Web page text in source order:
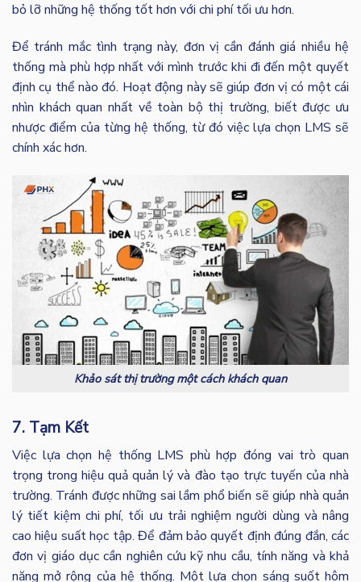
bỏ lỡ những hệ thống tốt hơn với chi phí tối ưu hơn.
Để tránh mắc tình trạng này, đơn vị cần đánh giá nhiều hệ
thống mà phù hợp nhất với mình trước khi đi đến một quyết
định cụ thể nào đó. Hoạt động này sẽ giúp đơn vị có một cái
nhìn khách quan nhất về toàn bộ thị trường, biết được ưu
nhược điểm của từng hệ thống, từ đó việc lựa chọn LMS sẽ
chính xác hơn.
Khảo sát thị trường một cách khách quan
7. Tạm Kết
Việc lựa chọn hệ thống LMS phù hợp đóng vai trò quan
trọng trong hiệu quả quản lý và đào tạo trực tuyến của nhà
trường. Tránh được những sai lầm phổ biến sẽ giúp nhà quản
lý tiết kiệm chi phí, tối ưu trải nghiệm người dùng và nâng
cao hiệu suất học tập. Để đảm bảo quyết định đúng đắn, các
đơn vị giáo dục cần nghiên cứu kỹ nhu cầu, tính năng và khả
năng mở rộng của hệ thống. Một lựa chọn sáng suốt hôm